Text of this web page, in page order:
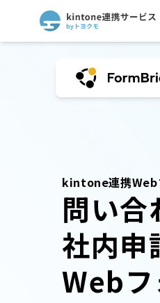
kintone連携Web
問い合
社内申
Web